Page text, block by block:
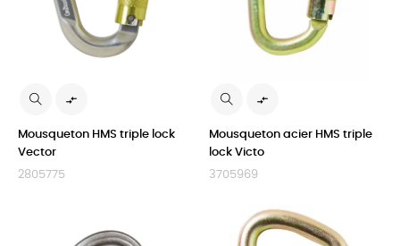

Mousqueton HMS triple lock
Vector
2805775

Mousqueton acier HMS triple
lock Victo
3705969